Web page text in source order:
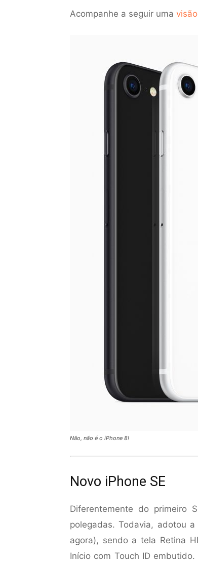
Acompanhe a seguir uma
Não, não é o iPhone 8!
Novo iPhone SE
Diferentemente do primeiro
polegadas. Todavia, adotou
agora), sendo a tela Retina
Início com Touch ID